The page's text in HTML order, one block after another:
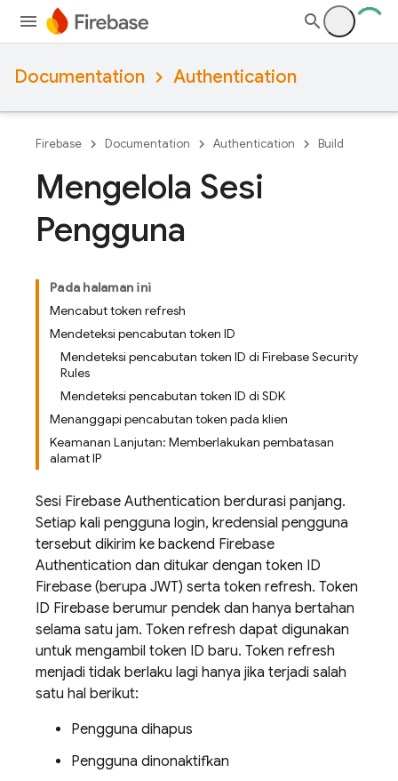
Documentation Authentication
Firebase Documentation Authentication Build
Mengelola Sesi
Pengguna
Pada halaman ini
Mencabut token refresh
Mendeteksi pencabutan token ID
Mendeteksi pencabutan token ID di Firebase Security
Rules
Mendeteksi pencabutan token ID di SDK
Menanggapi pencabutan token pada klien
Keamanan Lanjutan: Memberlakukan pembatasan
alamat IP
Sesi Firebase Authentication berdurasi panjang.
Setiap kali pengguna login, kredensial pengguna
tersebut dikirim ke backend Firebase
Authentication dan ditukar dengan token ID
Firebase (berupa JWT) serta token refresh. Token
ID Firebase berumur pendek dan hanya bertahan
selama satu jam. Token refresh dapat digunakan
untuk mengambil token ID baru. Token refresh
menjadi tidak berlaku lagi hanya jika terjadi salah
satu hal berikut:
Pengguna dihapus
Pengguna dinonaktifkan